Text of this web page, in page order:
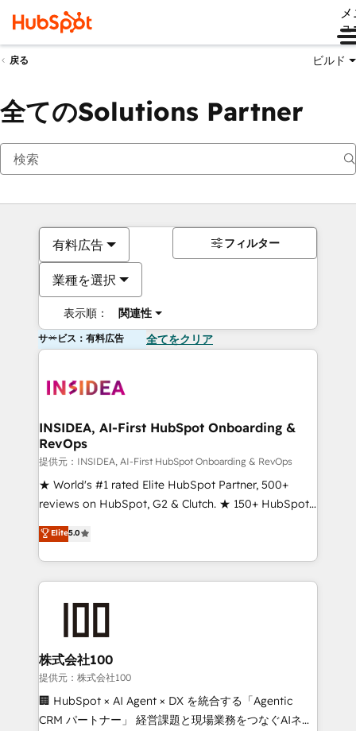
ュ
戻る ビルド
全てのSolutions Partner
有料広告
業種を選択
表示順： 関連性
フィルター
サービス：有料広告 全てをクリア
INSIDEA, AI-First HubSpot Onboarding &
RevOps
提供元：INSIDEA, AI-First HubSpot Onboarding & RevOps
★ World's #1 rated Elite HubSpot Partner, 500+
reviews on HubSpot, G2 & Clutch. ★ 150+ HubSpot
Certified Experts & Trainers across the team ★
1,500+ implementations across five continents ★ AI-
First, RevOps-led, Onboarding obsessed ★
Company of the Year 2024/25 INSIDEA helps
and build AI-powered workflows that drive adoption
from week one, in your time zone. What we do ➤
Onboarding: Live in weeks, with workflows built
around your business, not a template. ➤ Migration:
Move from any legacy CRM. Zero downtime, full data
Elite5.0
株式会社100
提供元：株式会社100
🏢 HubSpot × AI Agent × DX を統合する「Agentic
CRM パートナー」 経営課題と現場業務をつなぐAIネイ